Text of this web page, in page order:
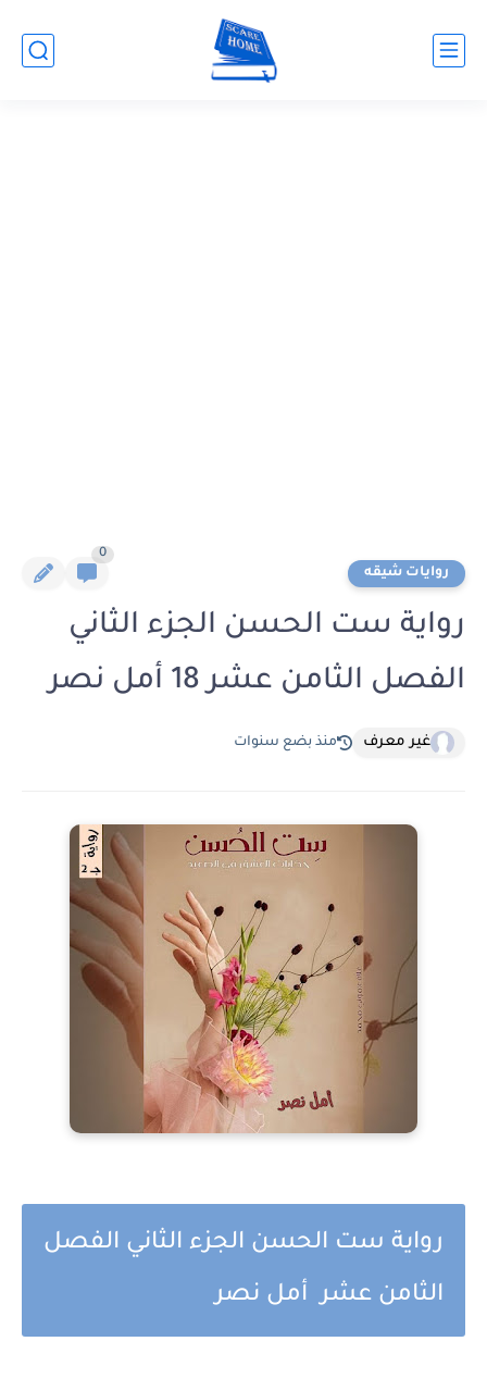
روايات شيقه
0
رواية ست الحسن الجزء الثاني
الفصل الثامن عشر 18 أمل نصر
غير معرف منذ بضع سنوات
رواية ست الحسن الجزء الثاني الفصل
الثامن عشر أمل نصر